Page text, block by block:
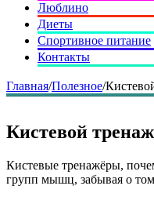
Люблино
Диеты
Спортивное питание
Контакты
Главная/Полезное/
Кистевой
Кистевые тренажёры,
групп мышц, забывая о